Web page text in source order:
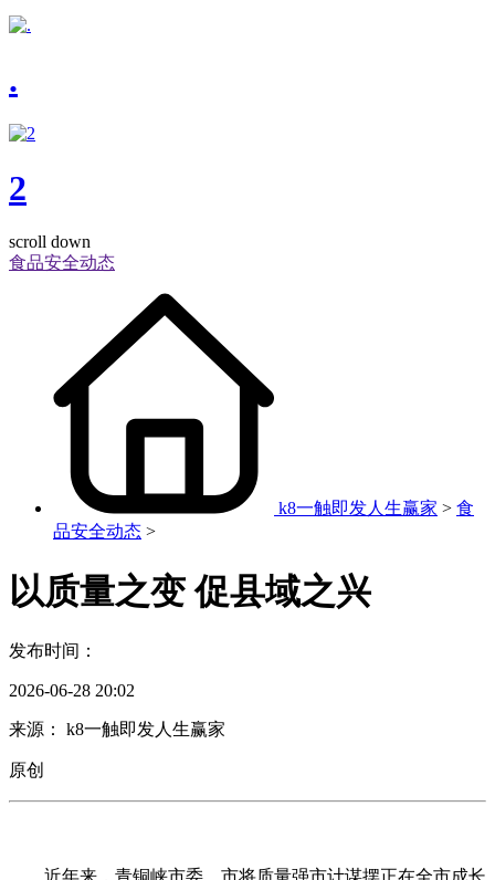
.
2
scroll down
食品安全动态
k8一触即发人生赢家 > 食
品安全动态 >
以质量之变 促县域之兴
发布时间：
2026-06-28 20:02
来源： k8一触即发人生赢家
原创
近年来，青铜峡市委、市将质量强市计谋摆正在全市成长